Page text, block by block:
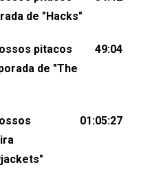
redes sociais ou
e também redes
Instagram: ⁠⁠⁠⁠@lesbout_br⁠⁠⁠⁠
de Bruna Fentanes
FlorêncioEdição de
de "Hacks"
pitacos
de "The
49:04
01:05:27